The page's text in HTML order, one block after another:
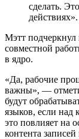
сделать.
действиях».
Мэтт подчеркнул
совместной
в ядро.
«Да, рабочие
важны», —
будут
языков, если над
это повлияет на
контента